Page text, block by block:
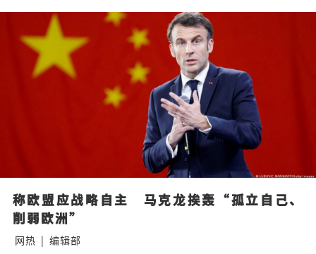
称欧盟应战略自主　马克龙挨轰“孤立自己、
削弱欧洲”
网热 | 编辑部